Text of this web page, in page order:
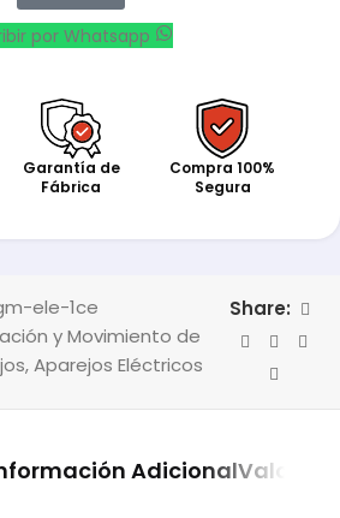
por Whatsapp
Garantía de
Fábrica
Compra 100%
Segura
ele-1ce
y Movimiento de
, Aparejos Eléctricos
Share:
Adicional